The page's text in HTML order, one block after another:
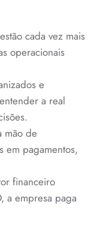
cada vez mais
operacionais
e
a real
mão de
em pagamentos,
financeiro
a empresa paga